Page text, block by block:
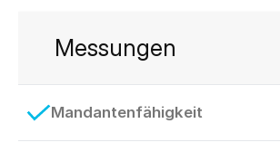
Messungen
Mandantenfähigkeit